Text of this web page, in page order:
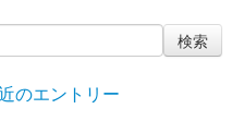
検索
のエントリー